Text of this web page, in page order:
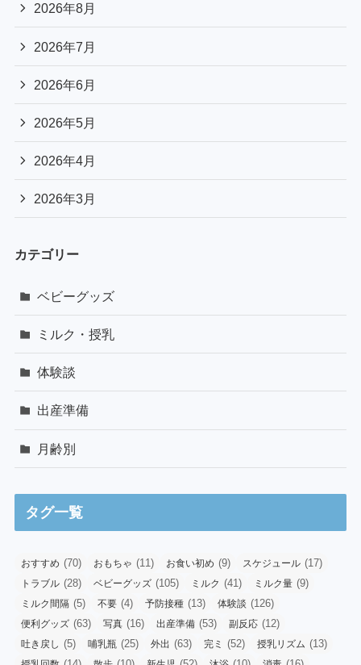
2026年8月
2026年7月
2026年6月
2026年5月
2026年4月
2026年3月
カテゴリー
ベビーグッズ
ミルク・授乳
体験談
出産準備
月齢別
タグ一覧
おすすめ (70) おもちゃ (11) お食い初め (9) スケジュール (17)
トラブル (28) ベビーグッズ (105) ミルク (41) ミルク量 (9)
ミルク間隔 (5) 不要 (4) 予防接種 (13) 体験談 (126)
便利グッズ (63) 写真 (16) 出産準備 (53) 副反応 (12)
吐き戻し (5) 哺乳瓶 (25) 外出 (63) 完ミ (52) 授乳リズム (13)